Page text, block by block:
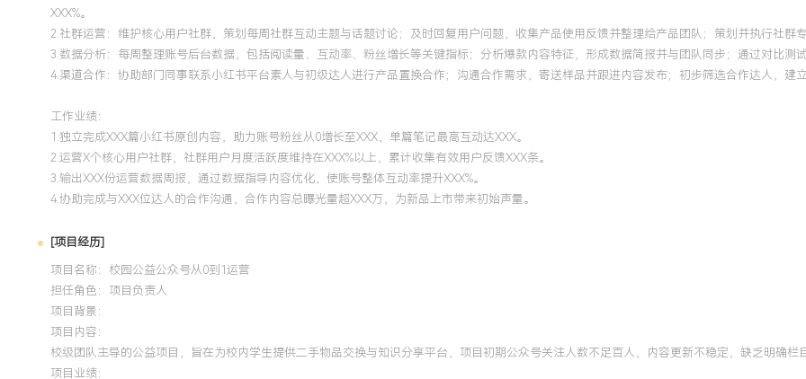
XXX%。
2.社群运营：维护核心用户社群，策划每周社群互动主题与话题讨论；及时回复用户问题，收集产品使用反馈并整理给产品团队；策划并执行社群
3.数据分析：每周整理账号后台数据，包括阅读量、互动率、粉丝增长等关键指标；分析爆款内容特征，形成数据简报并与团队同步；通过对比测
4.渠道合作：协助部门同事联系小红书平台素人与初级达人进行产品置换合作；沟通合作需求，寄送样品并跟进内容发布；初步筛选合作达人，建
工作业绩：
1.独立完成XXX篇小红书原创内容，助力账号粉丝从0增长至XXX，单篇笔记最高互动达XXX。
2.运营X个核心用户社群，社群用户月度活跃度维持在XXX%以上，累计收集有效用户反馈XXX条。
3.输出XXX份运营数据周报，通过数据指导内容优化，使账号整体互动率提升XXX%。
4.协助完成与XXX位达人的合作沟通，合作内容总曝光量超XXX万，为新品上市带来初始声量。
[项目经历]
项目名称：校园公益公众号从0到1运营
担任角色： 项目负责人
项目背景：
项目内容：
校级团队主导的公益项目，旨在为校内学生提供二手物品交换与知识分享平台，项目初期公众号关注人数不足百人，内容更新不稳定，缺乏明确栏
项目业绩：